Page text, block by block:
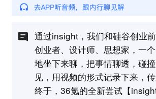
通过insight，我们和硅谷创业
创业者、设计师、思想家，一
地坐下来聊，把事情聊透，碰
见，用视频的形式记录下来，
终于，36氪的全新尝试【